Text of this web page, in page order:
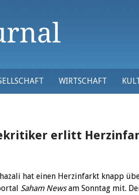
WIRTSCHAFT
erlitt
hat einen Herzinfarkt knapp
Saham Newsam Sonntag mit.